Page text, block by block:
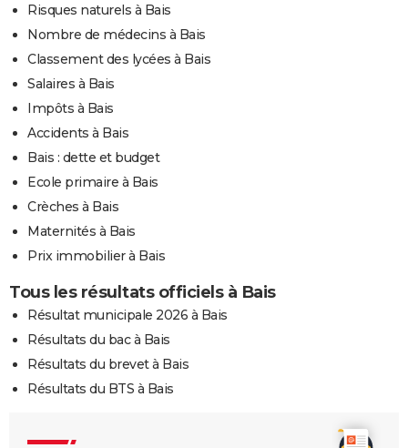
Risques naturels à Bais
Nombre de médecins à Bais
Classement des lycées à Bais
Salaires à Bais
Impôts à Bais
Accidents à Bais
Bais : dette et budget
Ecole primaire à Bais
Crèches à Bais
Maternités à Bais
Prix immobilier à Bais
Tous les résultats officiels à Bais
Résultat municipale 2026 à Bais
Résultats du bac à Bais
Résultats du brevet à Bais
Résultats du BTS à Bais